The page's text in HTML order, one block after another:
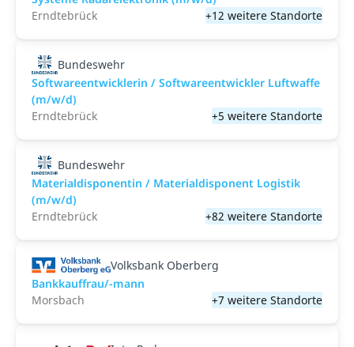
Erndtebrück
+12 weitere Standorte
Bundeswehr
Softwareentwicklerin / Softwareentwickler Luftwaffe
(m/w/d)
Erndtebrück
+5 weitere Standorte
Bundeswehr
Materialdisponentin / Materialdisponent Logistik
(m/w/d)
Erndtebrück
+82 weitere Standorte
Volksbank Oberberg
Bankkauffrau/-mann
Morsbach
+7 weitere Standorte